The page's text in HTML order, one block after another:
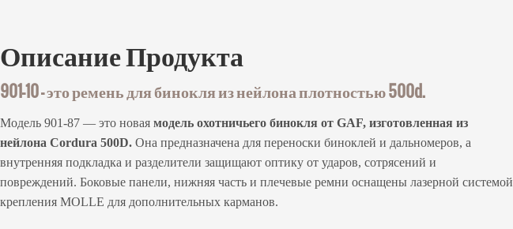
ОписаниеПродукта
901-10 — это ремень для бинокля из нейлона плотностью 500d.
Модель 901-87 — это новая модель охотничьего бинокля от GAF, изготовленная из
нейлона Cordura 500D. Она предназначена для переноски биноклей и дальномеров, а
внутренняя подкладка и разделители защищают оптику от ударов, сотрясений и
повреждений. Боковые панели, нижняя часть и плечевые ремни оснащены лазерной системой
крепления MOLLE для дополнительных карманов.